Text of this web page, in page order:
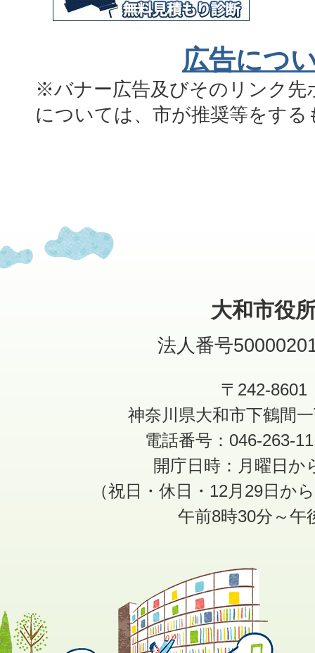
広告につ
※バナー広告及びそのリンク先
については、市が推奨等をす
大和市役
法人番号
〒242-8601
神奈川県大和市下鶴間
電話番号：046-263-
開庁日時：月曜日か
（祝日・休日・12月29日か
午前8時30分～午